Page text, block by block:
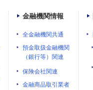
金融機関情報
全金融機関共通
預金取扱金融機関
（銀行等）関連
保険会社関連
金融商品取引業者